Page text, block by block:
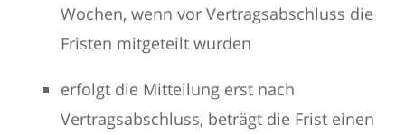
Wochen, wenn vor Vertragsabschluss die
Fristen mitgeteilt wurden
erfolgt die Mitteilung erst nach
Vertragsabschluss, beträgt die Frist einen